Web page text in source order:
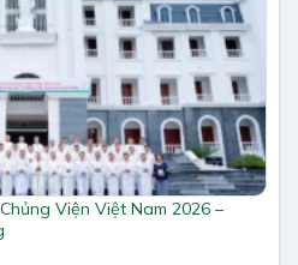
Viện Việt Nam 2026 –